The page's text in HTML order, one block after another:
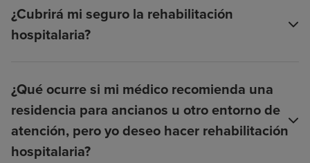
¿Cubrirá mi seguro la rehabilitación
hospitalaria?
¿Qué ocurre si mi médico recomienda una
residencia para ancianos u otro entorno de
atención, pero yo deseo hacer rehabilitación
hospitalaria?